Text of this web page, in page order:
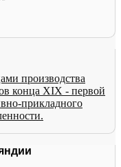
производства
конца XIX - первой
прикладного